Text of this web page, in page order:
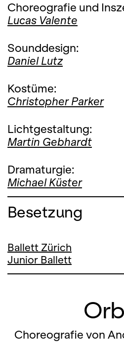
Choreografie und
Lucas Valente
Sounddesign:
Daniel Lutz
Kostüme:
Christopher Parker
Lichtgestaltung:
Martin Gebhardt
Dramaturgie:
Michael Küster
Besetzung
Ballett Zürich
Junior Ballett
Choreografie von